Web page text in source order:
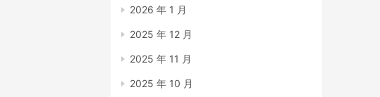
2026 年 1 月
2025 年 12 月
2025 年 11 月
2025 年 10 月